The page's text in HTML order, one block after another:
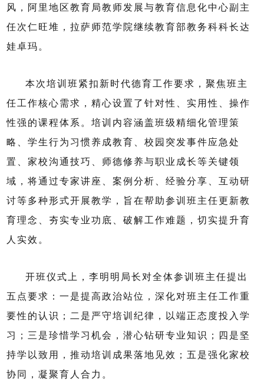
风，阿里地区教育局教师发展与教育信息化中心副主
任次仁旺堆，拉萨师范学院继续教育部教务科科长达
娃卓玛。
本次培训班紧扣新时代德育工作要求，聚焦班主
任工作核心需求，精心设置了针对性、实用性、操作
性强的课程体系。培训内容涵盖班级精细化管理策
略、学生行为习惯养成教育、校园突发事件应急处
置、家校沟通技巧、师德修养与职业成长等关键领
域，将通过专家讲座、案例分析、经验分享、互动研
讨等多种形式开展教学，旨在帮助参训班主任更新教
育理念、夯实专业功底、破解工作难题，切实提升育
人实效。
开班仪式上，李明明局长对全体参训班主任提出
五点要求：一是提高政治站位，深化对班主任工作重
要性的认识；二是严守培训纪律，以端正态度投入学
习；三是珍惜学习机会，潜心钻研专业知识； 四是坚
持学以致用，推动培训成果落地见效；五是强化家校
协同，凝聚育人合力。